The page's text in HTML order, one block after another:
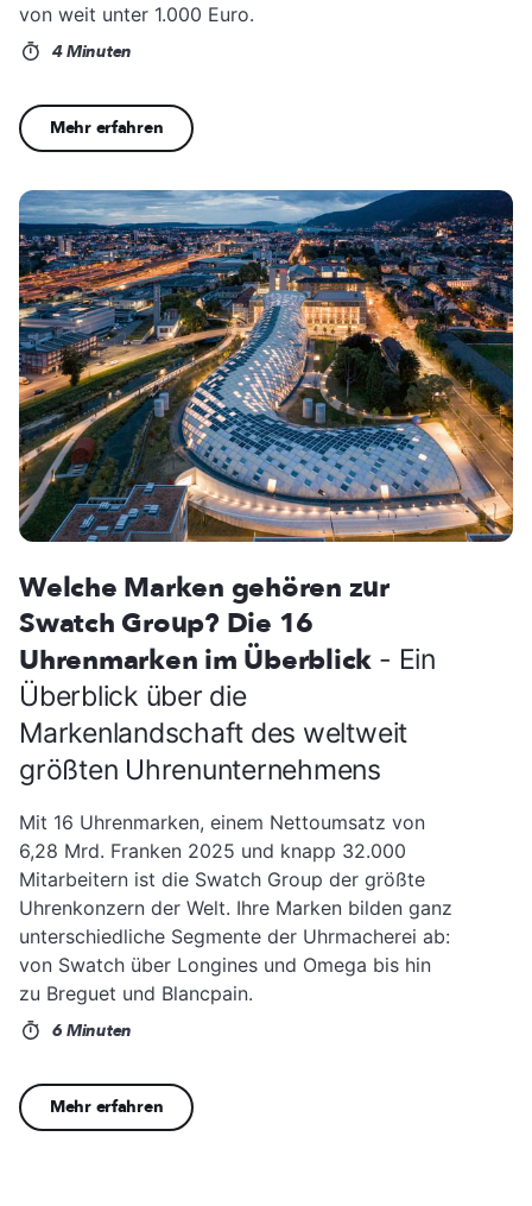
von weit unter 1.000 Euro.
4 Minuten
Mehr erfahren
Welche Marken gehören zur
Swatch Group? Die 16
Uhrenmarken im Überblick - Ein
Überblick über die
Markenlandschaft des weltweit
größten Uhrenunternehmens
Mit 16 Uhrenmarken, einem Nettoumsatz von
6,28 Mrd. Franken 2025 und knapp 32.000
Mitarbeitern ist die Swatch Group der größte
Uhrenkonzern der Welt. Ihre Marken bilden ganz
unterschiedliche Segmente der Uhrmacherei ab:
von Swatch über Longines und Omega bis hin
zu Breguet und Blancpain.
6 Minuten
Mehr erfahren